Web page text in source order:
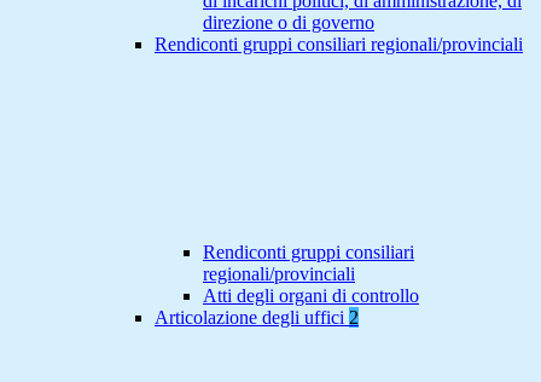
direzione o di governo
Rendiconti gruppi consiliari regionali/provinciali
Rendiconti gruppi consiliari
regionali/provinciali
Atti degli organi di controllo
Articolazione degli uffici 2